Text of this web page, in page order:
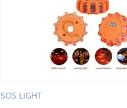
SOS LIGHT